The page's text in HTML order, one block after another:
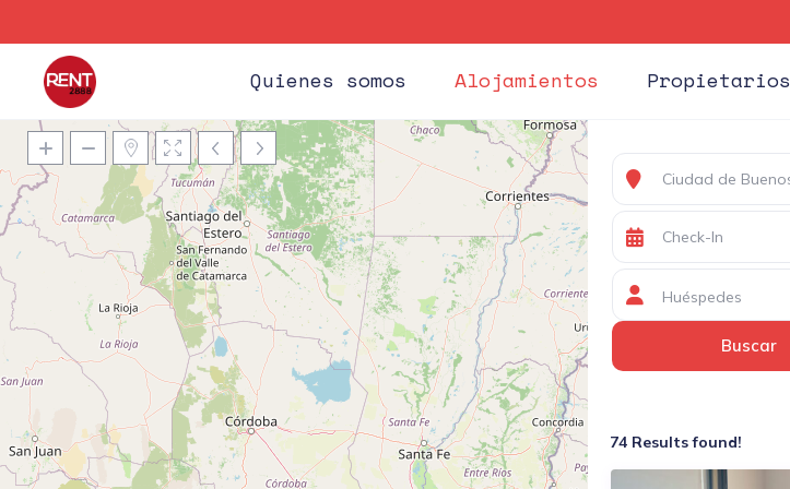
Quienes somos Alojamientos Propietarios
Carga De Mapas
Huéspedes
74 Results found!